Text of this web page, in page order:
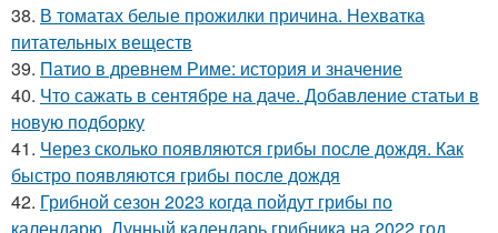
38. В томатах белые прожилки причина. Нехватка
питательных веществ
39. Патио в древнем Риме: история и значение
40. Что сажать в сентябре на даче. Добавление статьи в
новую подборку
41. Через сколько появляются грибы после дождя. Как
быстро появляются грибы после дождя
42. Грибной сезон 2023 когда пойдут грибы по